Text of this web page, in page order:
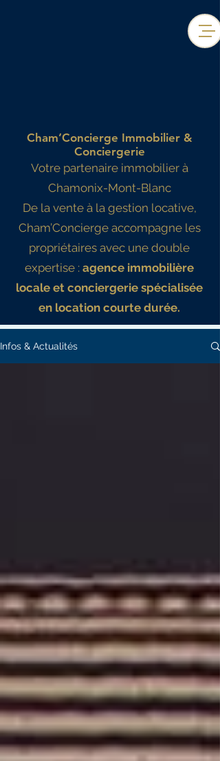
Cham’Concierge Immobilier &
Conciergerie
Votre partenaire immobilier à
Chamonix-Mont-Blanc
De la vente à la gestion locative,
Cham’Concierge accompagne les
propriétaires avec une double
expertise : agence immobilière
locale et conciergerie spécialisée
en location courte durée.
Infos & Actualités